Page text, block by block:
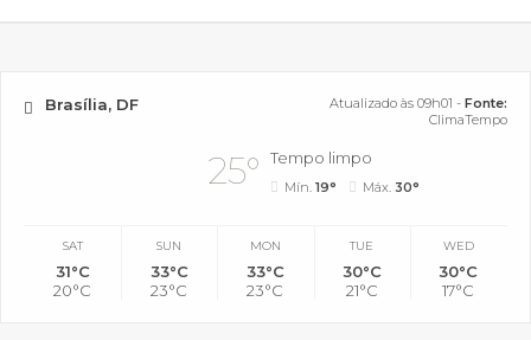
Brasília, DF Atualizado às 09h01 - Fonte:
ClimaTempo
25° Tempo limpo
Mín.19° Máx. 30°
SAT
31°C
20°C
SUN
33°C
23°C
MON
33°C
23°C
TUE
30°C
21°C
WED
30°C
17°C